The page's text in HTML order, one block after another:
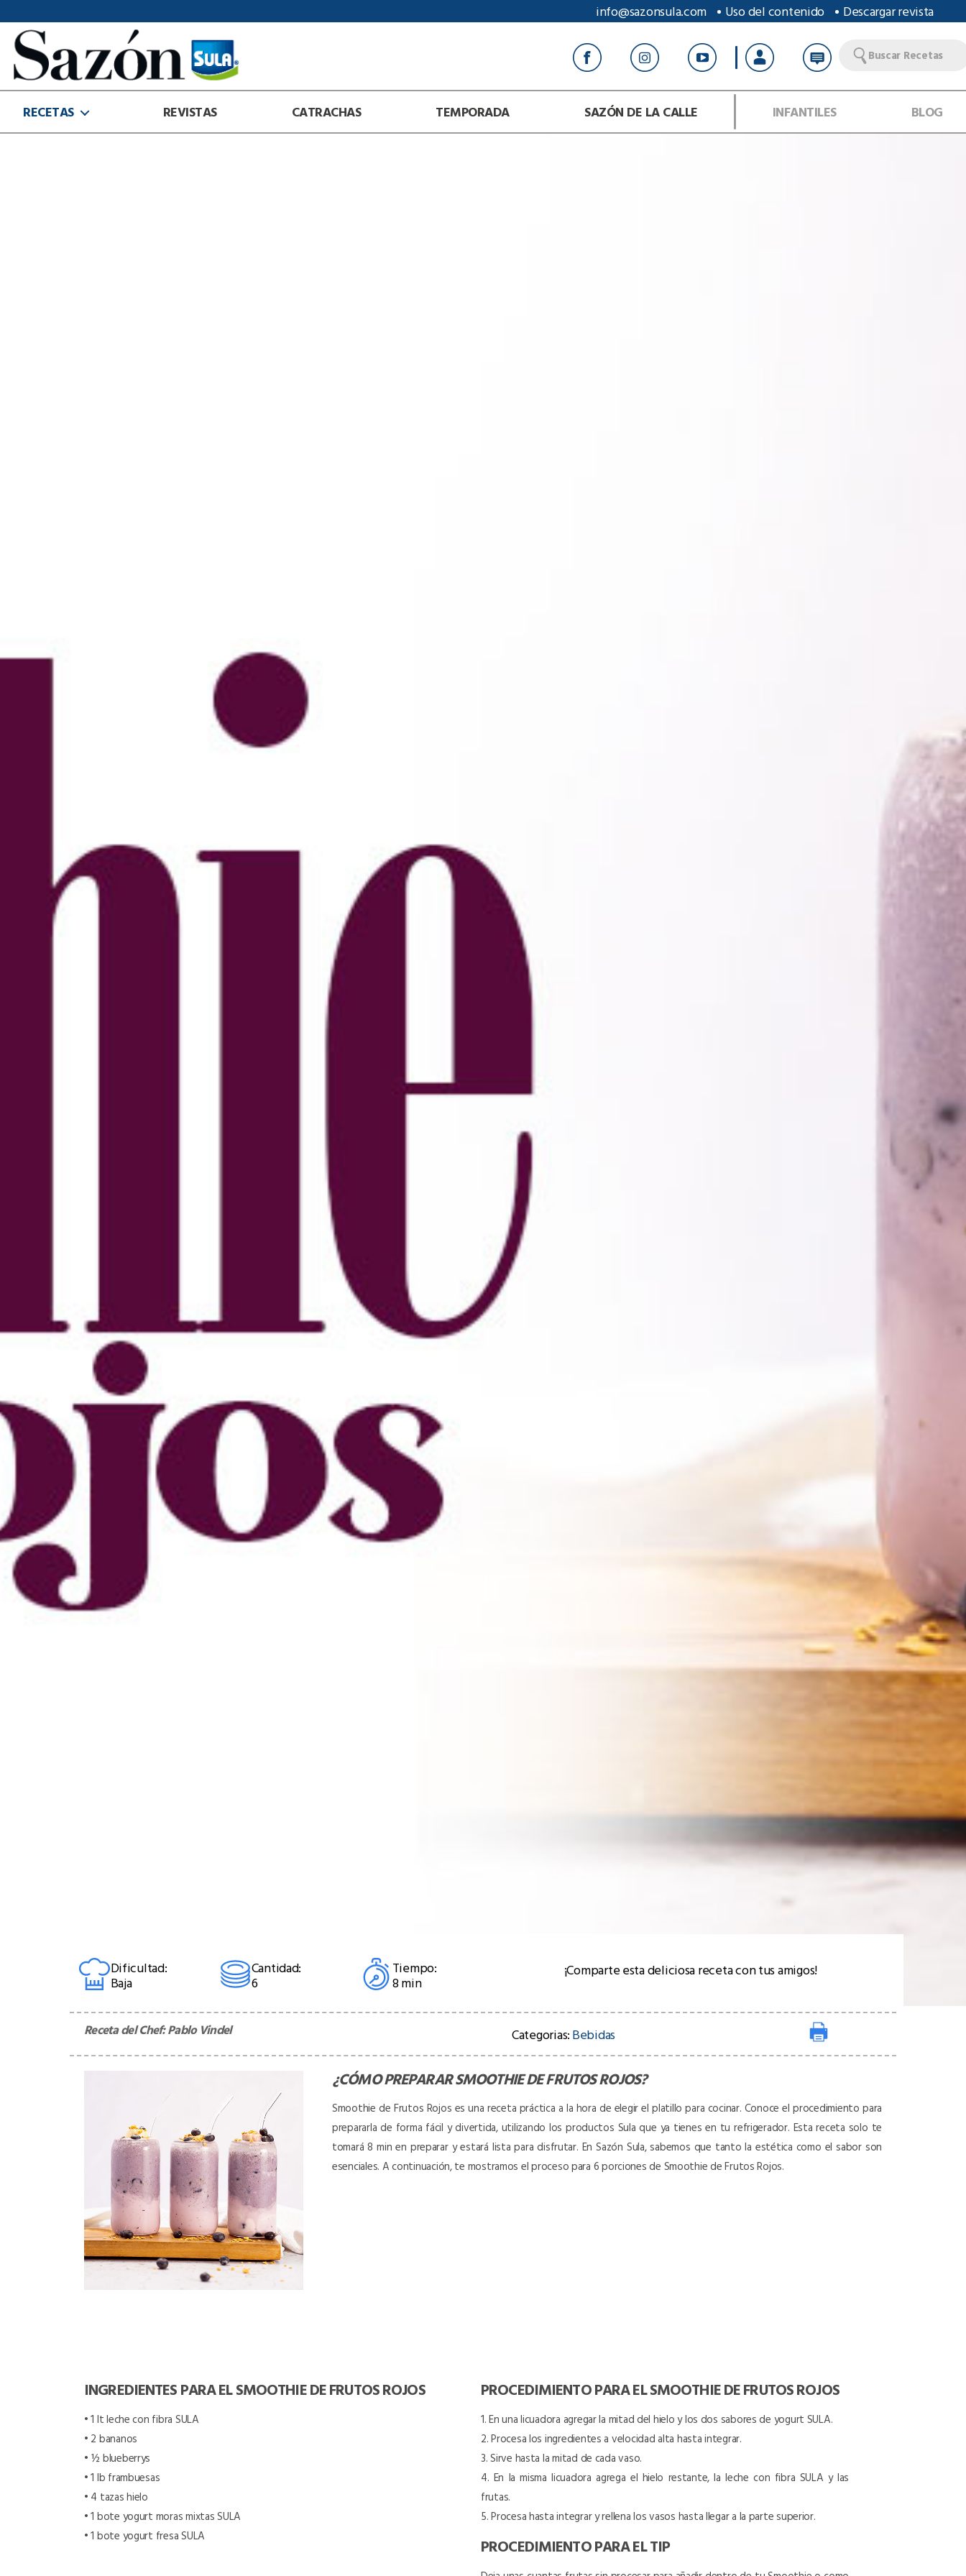
info@sazonsula.com Uso del contenido Descargar revista
Sazón
Sula
Buscar Recetas
RECETAS REVISTAS CATRACHAS TEMPORADA SAZÓN DE LA CALLE INFANTILES BLOG
Dificultad:
Baja
Cantidad:
6
Tiempo:
8 min
¡Comparte esta deliciosa receta con tus amigos!
Receta del Chef:Pablo Vindel Categorias:Bebidas
¿CÓMO PREPARARSMOOTHIE DE FRUTOS ROJOS?
Smoothie de Frutos Rojos es una receta práctica a la hora de elegir el platillo para cocinar. Conoce el procedimiento para
prepararla de forma fácil y divertida, utilizando los productos Sula que ya tienes en tu refrigerador. Esta receta solo te
tomará 8 min en preparar y estará lista para disfrutar. En Sazón Sula, sabemos que tanto la estética como el sabor son
esenciales. A continuación, te mostramos el proceso para 6 porciones de Smoothie de Frutos Rojos.
INGREDIENTES PARA EL SMOOTHIE DE FRUTOS ROJOS
• 1 lt leche con fibra SULA
• 2 bananos
• ½ blueberrys
• 1 lb frambuesas
• 4 tazas hielo
• 1 bote yogurt moras mixtas SULA
• 1 bote yogurt fresa SULA
PROCEDIMIENTO PARA EL SMOOTHIE DE FRUTOS ROJOS
1. En una licuadora agregar la mitad del hielo y los dos sabores de yogurt SULA.
2. Procesa los ingredientes a velocidad alta hasta integrar.
3. Sirve hasta la mitad de cada vaso.
4. En la misma licuadora agrega el hielo restante, la leche con fibra SULA y las
frutas.
5. Procesa hasta integrar y rellena los vasos hasta llegar a la parte superior.
PROCEDIMIENTO PARA EL TIP